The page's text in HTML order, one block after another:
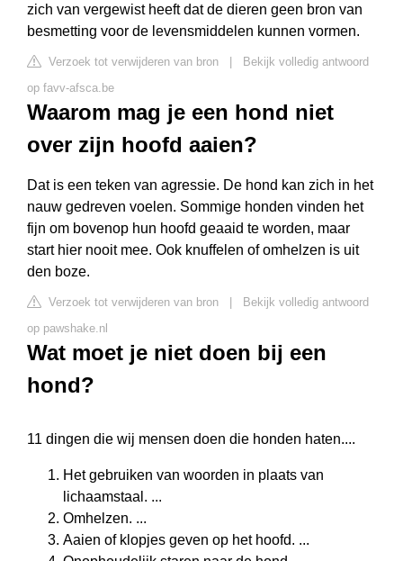
zich van vergewist heeft dat de dieren geen bron van
besmetting voor de levensmiddelen kunnen vormen.
Verzoek tot verwijderen van bron
Bekijk volledig antwoord
op favv-afsca.be
Waarom mag je een hond niet
over zijn hoofd aaien?
Dat is een teken van agressie. De hond kan zich in het
nauw gedreven voelen. Sommige honden vinden het
fijn om bovenop hun hoofd geaaid te worden, maar
start hier nooit mee. Ook knuffelen of omhelzen is uit
den boze.
Verzoek tot verwijderen van bron
Bekijk volledig antwoord
op pawshake.nl
Wat moet je niet doen bij een
hond?
11 dingen die wij mensen doen die honden haten....
Het gebruiken van woorden in plaats van
lichaamstaal. ...
Omhelzen. ...
Aaien of klopjes geven op het hoofd. ...